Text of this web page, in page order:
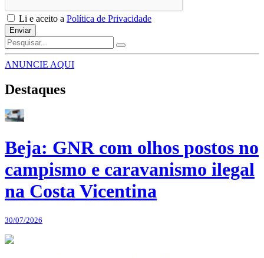
Li e aceito a Política de Privacidade
Enviar
ANUNCIE AQUI
Destaques
Beja: GNR com olhos postos no
campismo e caravanismo ilegal
na Costa Vicentina
30/07/2026